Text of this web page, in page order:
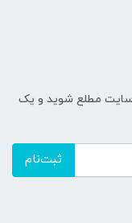
سایت مطلع شوید و یک
ثبت‌نام